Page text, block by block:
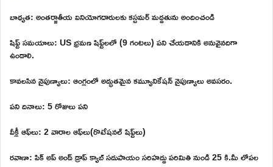
బాధ్యత: అంతర్జాతీయ వినియోగదారులకు కస్టమర్ మద్దతును అందించండి
షిఫ్ట్ సమయాలు: US భ్రమణ షిఫ్ట్‌లలో (9 గంటలు) పని చేయడానికి అనువైనదిగా
ఉండాలి.
కావలసిన నైపుణ్యాలు: ఆంగ్లంలో అద్భుతమైన కమ్యూనికేషన్ నైపుణ్యాలు అవసరం.
పని దినాలు: 5 రోజులు పని
వీక్లీ ఆఫ్‌లు: 2 వారాల ఆఫ్‌లు(రొటేషనల్ షిఫ్ట్‌లు)
రవాణా: పిక్ అప్ అండ్ డ్రాప్ క్యాబ్ సదుపాయం సరిహద్దు పరిమితి నుండి 25 కి.మీ లోపల